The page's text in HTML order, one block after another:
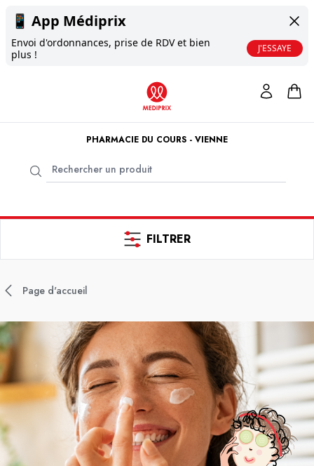
📱 App Médiprix
Envoi d'ordonnances, prise de RDV et bien
plus !
J'ESSAYE
PHARMACIE DU COURS - VIENNE
FILTRER
Page d'accueil